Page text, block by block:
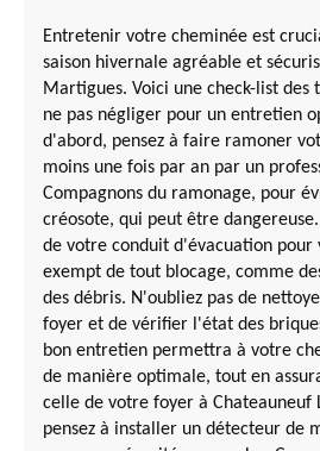
Entretenir votre cheminée est
saison hivernale agréable et
Martigues. Voici une check-list des
ne pas négliger pour un entretien
d'abord, pensez à faire ramoner
moins une fois par an par un
Compagnons du ramonage, pour
créosote, qui peut être
de votre conduit d'évacuation pour
exempt de tout blocage, comme
des débris. N'oubliez pas de
foyer et de vérifier l'état des
bon entretien permettra à votre
de manière optimale, tout en
celle de votre foyer à Chateauneuf
pensez à installer un détecteur de